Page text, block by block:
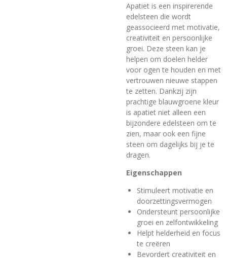
Apatiet is een inspirerende
edelsteen die wordt
geassocieerd met motivatie,
creativiteit en persoonlijke
groei. Deze steen kan je
helpen om doelen helder
voor ogen te houden en met
vertrouwen nieuwe stappen
te zetten. Dankzij zijn
prachtige blauwgroene kleur
is apatiet niet alleen een
bijzondere edelsteen om te
zien, maar ook een fijne
steen om dagelijks bij je te
dragen.
Eigenschappen
Stimuleert motivatie en
doorzettingsvermogen
Ondersteunt persoonlijke
groei en zelfontwikkeling
Helpt helderheid en focus
te creëren
Bevordert creativiteit en